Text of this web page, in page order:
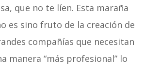
que no te líen. Esta maraña
es sino fruto de la creación de
compañías que necesitan
manera “más profesional” lo